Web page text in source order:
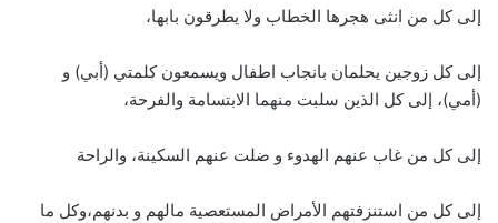
إلى كل من انثى هجرها الخطاب ولا يطرقون بابها،
إلى كل زوجين يحلمان بانجاب اطفال ويسمعون كلمتي (أبي) و
(أمي)، إلى كل الذين سلبت منهما الابتسامة والفرحة،
إلى كل من غاب عنهم الهدوء و ضلت عنهم السكينة، والراحة
إلى كل من استنزفتهم الأمراض المستعصية مالهم و بدنهم،وكل ما